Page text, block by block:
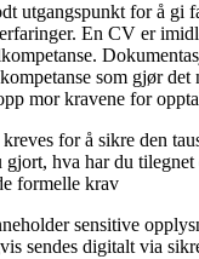
utgangspunkt for å gi
En CV er
som gjør det
mor kravene for
for å sikre den
hva har du tilegnet
formelle krav
sensitive
sendes digitalt via